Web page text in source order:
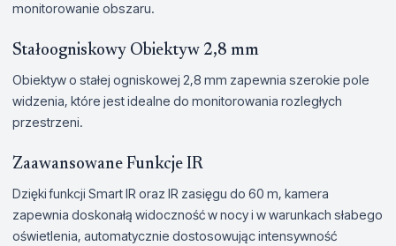
monitorowanie obszaru.
Stałoogniskowy Obiektyw 2,8 mm
Obiektyw o stałej ogniskowej 2,8 mm zapewnia szerokie pole
widzenia, które jest idealne do monitorowania rozległych
przestrzeni.
Zaawansowane Funkcje IR
Dzięki funkcji Smart IR oraz IR zasięgu do 60 m, kamera
zapewnia doskonałą widoczność w nocy i w warunkach słabego
oświetlenia, automatycznie dostosowując intensywność